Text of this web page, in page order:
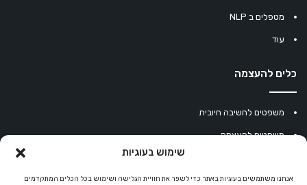
שימוש בעוגיות
אנחנו משתמשים בעוגיות באתר כדי לשפר את חוויית הגלישה ושימוש בכל הכלים המתקדמים
מטפלים ב NLP
עוד
כלים להעצמה
משפטים לחשיבה חיובית
משפטים להעצמה
מחשבון נומרולוגיה